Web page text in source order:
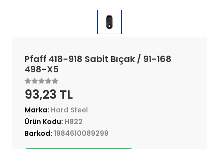
Pfaff 418-918 Sabit Bıçak / 91-168
498-X5
93,23 TL
Marka: Hard Steel
Ürün Kodu: H822
Barkod: 1984610089299